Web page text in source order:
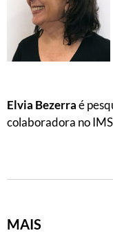
Elvia Bezerraé
colaboradora no
MAIS